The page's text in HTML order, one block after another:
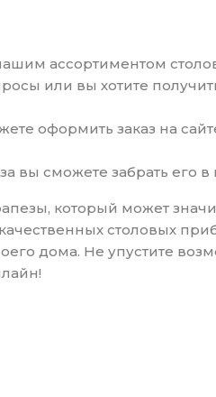
ассортиментом
или вы хотите
оформить заказ на
вы сможете забрать его
который может
столовых
дома. Не упустите